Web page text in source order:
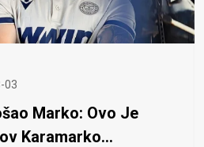
03
Marko: Ovo Je
Karamarko...